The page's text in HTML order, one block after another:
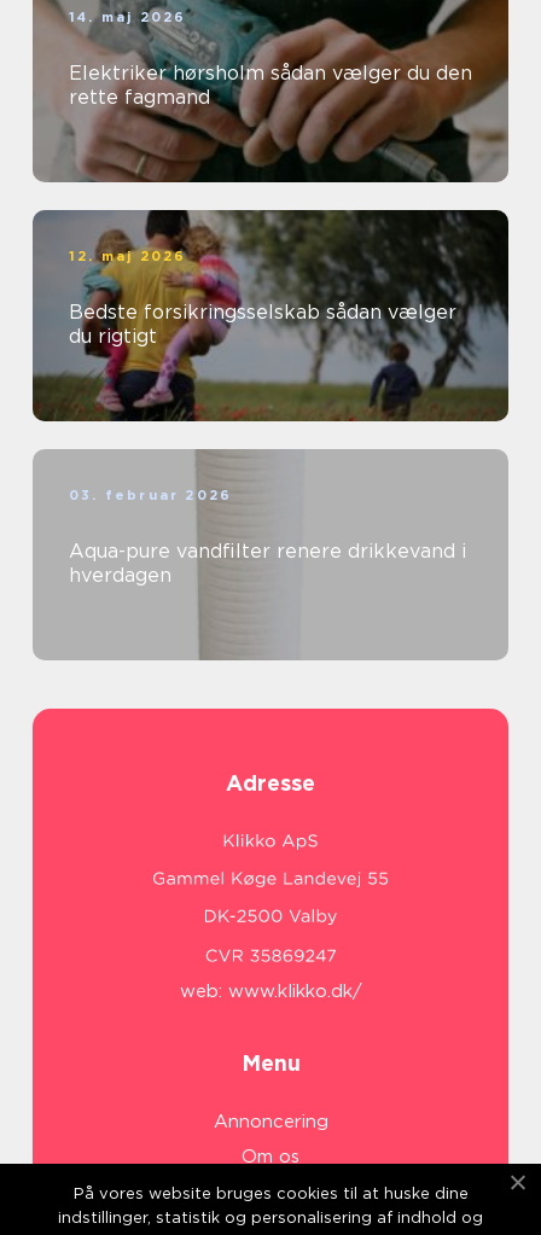
14. maj 2026
Elektriker hørsholm sådan vælger du den
rette fagmand
12. maj 2026
Bedste forsikringsselskab sådan vælger
du rigtigt
03. februar 2026
Aqua-pure vandfilter renere drikkevand i
hverdagen
Adresse
web: www.klikko.dk/
Menu
Annoncering
Om os
Cookies
Kontakt os
På vores website bruges cookies til at huske dine
indstillinger, statistik og personalisering af indhold og